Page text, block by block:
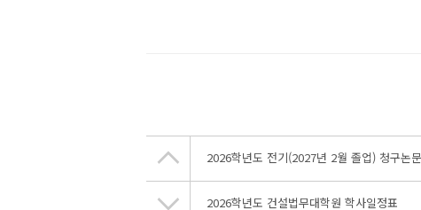
2026학년도 전기(2027년 2월 졸업) 청구논
2026학년도 건설법무대학원 학사일정표